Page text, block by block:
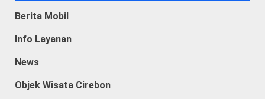
Berita Mobil
Info Layanan
News
Objek Wisata Cirebon